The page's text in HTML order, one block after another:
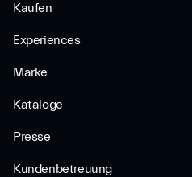
Kaufen
Experiences
Marke
Kataloge
Presse
Kundenbetreuung